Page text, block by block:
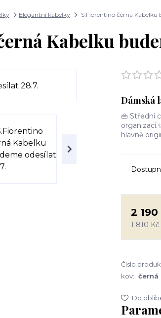
Elegantní kabelky S.Fiorentino černá Kabelku
Kabelku
Dámská
👜 Střední
hlavně
2 190
1 810 Kč
Číslo
kov: černá
Do